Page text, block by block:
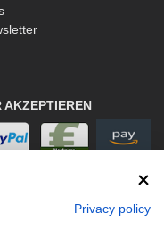
AKZEPTIEREN
Privacy policy